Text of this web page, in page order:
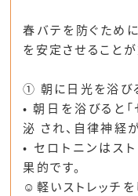
春バテを防ぐために
を安定させること
① 朝に日光を浴び
•朝日を浴びると「
泌 され、自律神経
• セロトニンは ス
果的です。
☺︎ 軽いストレッチ